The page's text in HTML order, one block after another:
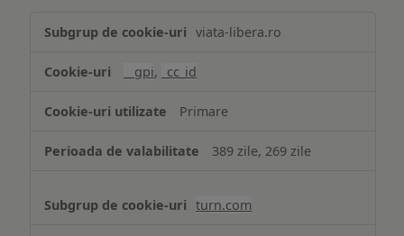
țintită
viata-libera.ro
__gpi, _cc_id
Primare
389 zile, 269 zile
turn.com